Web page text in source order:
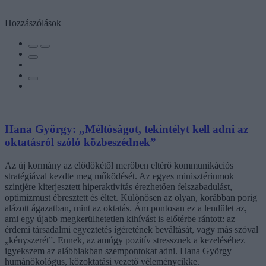
Hozzászólások
Hana György: „Méltóságot, tekintélyt kell adni az
oktatásról szóló közbeszédnek”
Az új kormány az elődökétől merőben eltérő kommunikációs
stratégiával kezdte meg működését. Az egyes minisztériumok
szintjére kiterjesztett hiperaktivitás érezhetően felszabadulást,
optimizmust ébresztett és éltet. Különösen az olyan, korábban porig
alázott ágazatban, mint az oktatás. Ám pontosan ez a lendület az,
ami egy újabb megkerülhetetlen kihívást is előtérbe rántott: az
érdemi társadalmi egyeztetés ígéretének beváltását, vagy más szóval
„kényszerét”. Ennek, az amúgy pozitív stressznek a kezeléséhez
igyekszem az alábbiakban szempontokat adni. Hana György
humánökológus, közoktatási vezető véleménycikke.